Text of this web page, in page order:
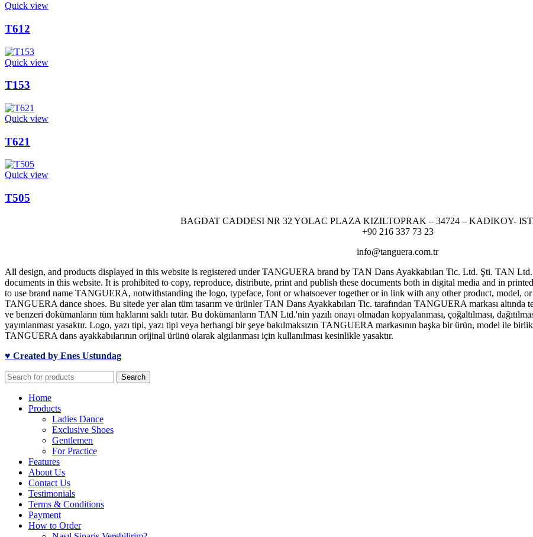
Quick view
T612
Quick view
T153
Quick view
T621
Quick view
T505
BAGDAT CADDESI NR 32 YOLAC PLAZA KIZILTOPRAK – 34724 – KADIKOY-
+90 216 337 73 23
info@tanguera.com.tr
All design, and products displayed in this website is registered under TANGUERA brand by TAN Dans Ayakkabıları Tic. Ltd. Şti. TAN
documents in this website. It is prohibited to copy, reproduce, distribute, print and publish these documents both in digital media and in
to use brand name TANGUERA, notwithstanding the logo, typeface, font or whatsoever together or in link with any other product, model,
TANGUERA dance shoes. Bu sitede yer alan tüm tasarım ve ürünler TAN Dans Ayakkabıları Tic. tarafından TANGUERA markası
ve benzeri dokümanların tüm haklarını saklı tutar. Bu dokümanların TAN Ltd.'nin yazılı onayı olmadan kopyalanması, çoğaltılması,
yayınlanması yasaktır. Logo, yazı tipi, yazı tipi veya herhangi bir şeye bakılmaksızın TANGUERA markasının başka bir ürün, model ile
TANGUERA dans ayakkabılarının orijinal ürünü olarak algılanması için kullanılması kesinlikle yasaktır.
♥ Created by Enes Ustundag
Search
Home
Products
Ladies Dance
Exclusive Shoes
Gentlemen
For Practice
Features
About Us
Contact Us
Testimonials
Terms & Conditions
Payment
How to Order